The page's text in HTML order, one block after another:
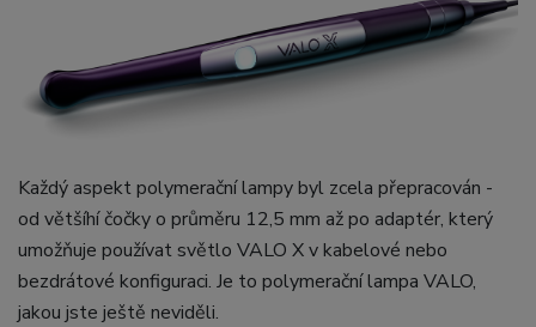
Každý aspekt polymerační lampy byl zcela přepracován -
od většíhí čočky o průměru 12,5 mm až po adaptér, který
umožňuje používat světlo VALO X v kabelové nebo
bezdrátové konfiguraci. Je to polymerační lampa VALO,
jakou jste ještě neviděli.